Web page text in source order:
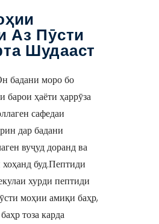
Аз Пӯсти
Шудааст
бадани моро бо
барои ҳаёти ҳаррӯза
сафедаи
дар бадани
вуҷуд доранд ва
буд.Пептиди
хурди пептиди
моҳии амиқи баҳр,
тоза карда